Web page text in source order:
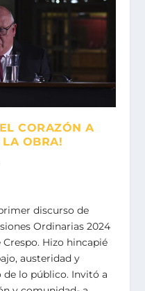
CORAZÓN A
LA OBRA!
discurso de
Ordinarias 2024
Hizo hincapié
austeridad y
de lo público. Invitó a